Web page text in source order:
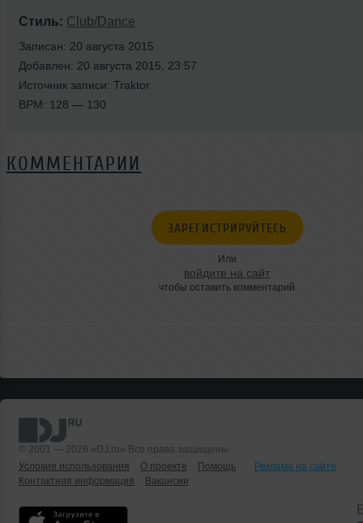
Стиль: Club/Dance
Записан: 20 августа 2015
Добавлен: 20 августа 2015, 23:57
Источник записи: Traktor
BPM: 128 — 130
КОММЕНТАРИИ
ЗАРЕГИСТРИРУЙТЕСЬ
Или
войдите на сайт
чтобы оставить комментарий
© 2001 — 2026 «DJ.ru» Все права защищены.
Условия использования
О проекте Помощь
Реклама на сайте
Контактная информация
Вакансии